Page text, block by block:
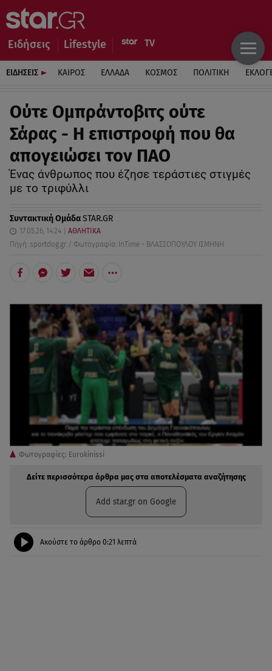
Ειδήσεις Lifestyle
ΕΙΔΗΣΕΙΣ ΚΑΙΡΟΣ ΕΛΛΑΔΑ ΚΟΣΜΟΣ ΠΟΛΙΤΙΚΗ
Ούτε Ομπράντοβιτς ούτε
Σάρας - Η επιστροφή που θα
απογειώσει τον ΠΑΟ
Ένας άνθρωπος που έζησε τεράστιες στιγμές
με το τριφύλλι
Συντακτική ΟμάδαSTAR.GR
17.05.26, 14:24
ΑΘΛΗΤΙΚΑ
Πηγή: sportdog.gr / Φωτογραφία: InTime - ΒΛΑΣΣΟΠΟΥΛΟΥ ΙΣΜΗΝΗ
Φωτογραφίες: Eurokinissi
Δείτε περισσότερα άρθρα μας στα αποτελέσματα αναζήτησης
Add star.gr on Google
Ακούστε το άρθρο 0:21 λεπτά